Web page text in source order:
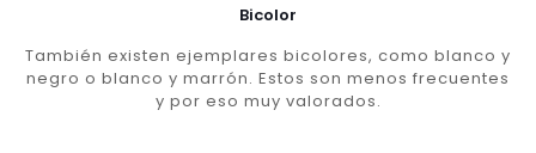
Bicolor
También existen ejemplares bicolores, como blanco y
negro o blanco y marrón. Estos son menos frecuentes
y por eso muy valorados.